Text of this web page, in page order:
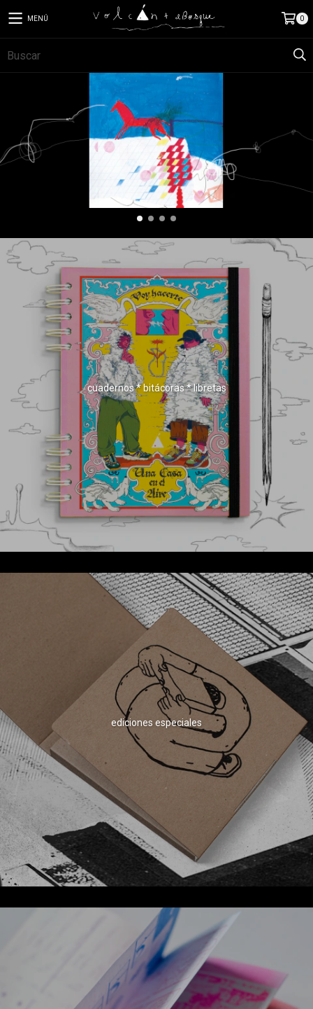
MENÚ 0
cuadernos * bitácoras * libretas
ediciones especiales